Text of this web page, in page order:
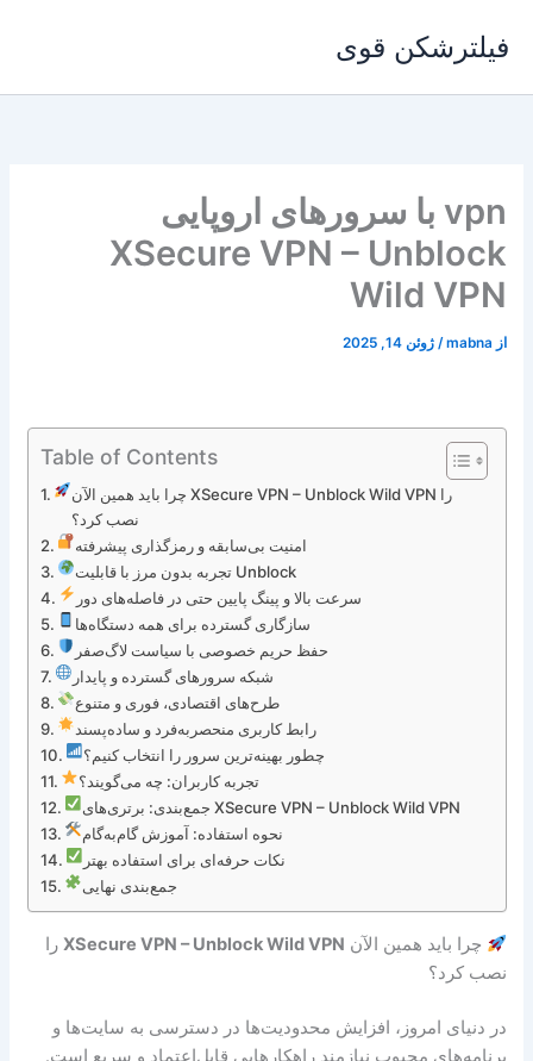
فیلترشکن قوی
vpn با سرورهای اروپایی
XSecure VPN – Unblock
Wild VPN
از mabna
/ژوئن 14, 2025
Table of Contents
چرا باید همین الآن XSecure VPN – Unblock Wild VPN را
نصب کرد؟
امنیت بی‌سابقه و رمزگذاری پیشرفته
تجربه بدون مرز با قابلیت Unblock
سرعت بالا و پینگ پایین حتی در فاصله‌های دور
سازگاری گسترده برای همه دستگاه‌ها
حفظ حریم خصوصی با سیاست لاگ‌صفر
شبکه سرورهای گسترده و پایدار
طرح‌های اقتصادی، فوری و متنوع
رابط کاربری منحصربه‌فرد و ساده‌پسند
چطور بهینه‌ترین سرور را انتخاب کنیم؟
تجربه کاربران: چه می‌گویند؟
جمع‌بندی: برتری‌های XSecure VPN – Unblock Wild VPN
نحوه استفاده: آموزش گام‌به‌گام
نکات حرفه‌ای برای استفاده بهتر
جمع‌بندی نهایی
چرا باید همین الآن XSecure VPN – Unblock Wild VPN را
نصب کرد؟
در دنیای امروز، افزایش محدودیت‌ها در دسترسی به سایت‌ها و
برنامه‌های محبوب نیازمند راهکارهایی قابل‌اعتماد و سریع است.